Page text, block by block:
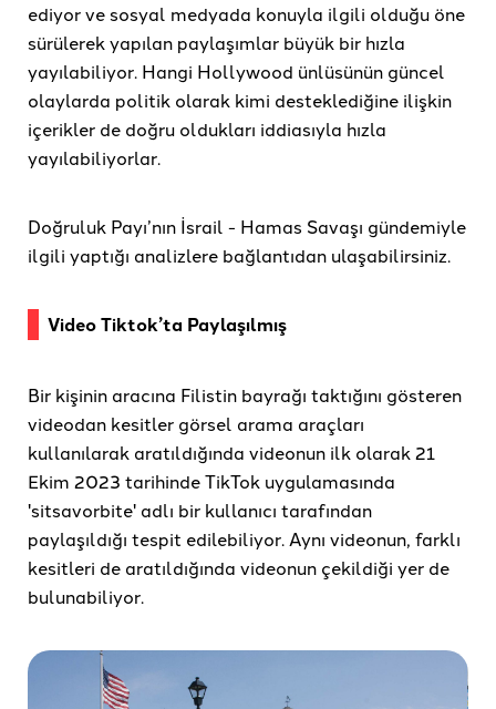
ediyor ve sosyal medyada konuyla ilgili olduğu öne
sürülerek yapılan paylaşımlar büyük bir hızla
yayılabiliyor. Hangi Hollywood ünlüsünün güncel
olaylarda politik olarak kimi desteklediğine ilişkin
içerikler de doğru oldukları iddiasıyla hızla
yayılabiliyorlar.
Doğruluk Payı’nın İsrail - Hamas Savaşı gündemiyle
ilgili yaptığı analizlere bağlantıdan ulaşabilirsiniz.
Video Tiktok’ta Paylaşılmış
Bir kişinin aracına Filistin bayrağı taktığını gösteren
videodan kesitler görsel arama araçları
kullanılarak aratıldığında videonun ilk olarak 21
Ekim 2023 tarihinde TikTok uygulamasında
'sitsavorbite' adlı bir kullanıcı tarafından
paylaşıldığı tespit edilebiliyor. Aynı videonun, farklı
kesitleri de aratıldığında videonun çekildiği yer de
bulunabiliyor.